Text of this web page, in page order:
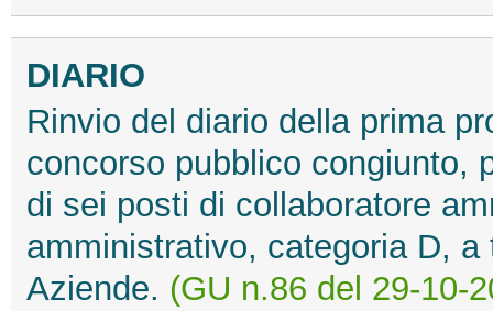
DIARIO
Rinvio del diario della prima
concorso pubblico congiunto,
di sei posti di collaboratore
amministrativo, categoria D,
Aziende. (GU n.86 del 29-10-